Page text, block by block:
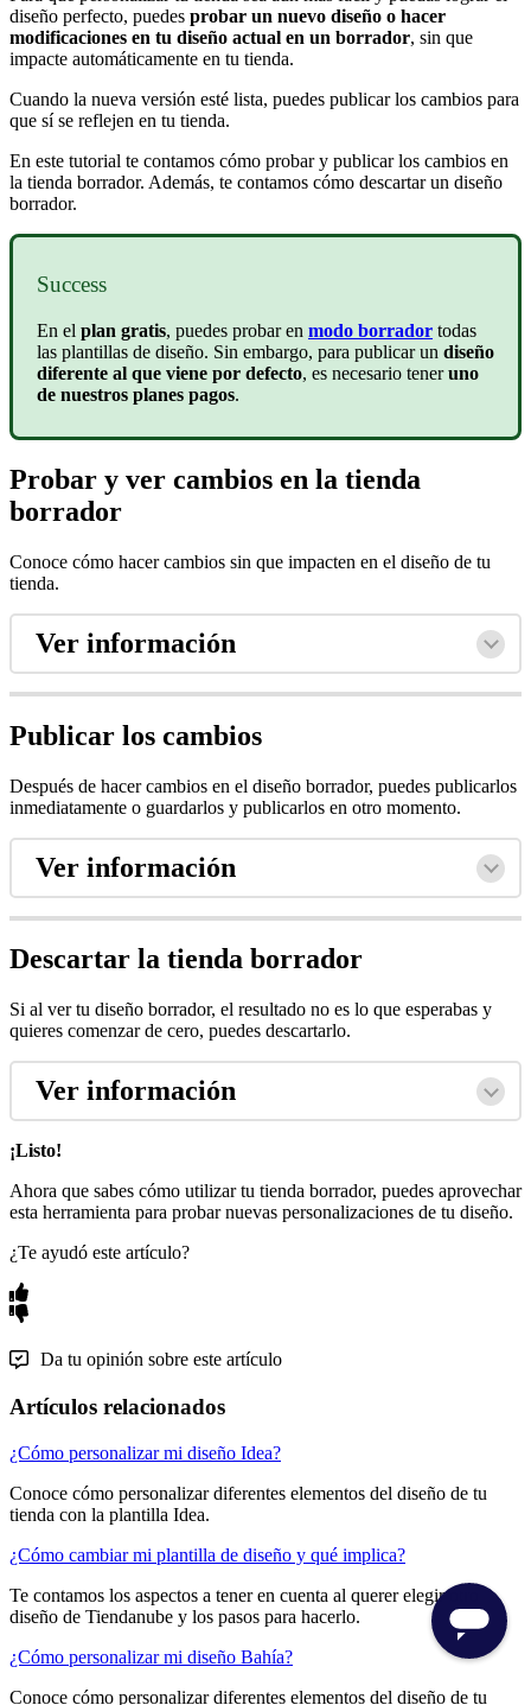
diseño perfecto, puedes probar un nuevo diseño o hacer
modificaciones en tu diseño actual en un borrador, sin que
impacte automáticamente en tu tienda.
Cuando la nueva versión esté lista, puedes publicar los cambios para
que sí se reflejen en tu tienda.
En este tutorial te contamos cómo probar y publicar los cambios en
la tienda borrador. Además, te contamos cómo descartar un diseño
borrador.
Success
En el plan gratis, puedes probar en modo borrador todas
las plantillas de diseño. Sin embargo, para publicar un diseño
diferente al que viene por defecto, es necesario teneruno
de nuestros planes pagos.
Probar y ver cambios en la tienda
borrador
Conoce cómo hacer cambios sin que impacten en el diseño de tu
tienda.
Ver información
Publicar los cambios
Después de hacer cambios en el diseño borrador, puedes publicarlos
inmediatamente o guardarlos y publicarlos en otro momento.
Ver información
Descartar la tienda borrador
Si al ver tu diseño borrador, el resultado no es lo que esperabas y
quieres comenzar de cero, puedes descartarlo.
Ver información
¡Listo!
Ahora que sabes cómo utilizar tu tienda borrador, puedes aprovechar
esta herramienta para probar nuevas personalizaciones de tu diseño.
¿Te ayudó este artículo?
Da tu opinión sobre este artículo
Artículos relacionados
¿Cómo personalizar mi diseño Idea?
Conoce cómo personalizar diferentes elementos del diseño de tu
tienda con la plantilla Idea.
¿Cómo cambiar mi plantilla de diseño y qué implica?
Te contamos los aspectos a tener en cuenta al querer elegir otro
diseño de Tiendanube y los pasos para hacerlo.
¿Cómo personalizar mi diseño Bahía?
Conoce cómo personalizar diferentes elementos del diseño de tu